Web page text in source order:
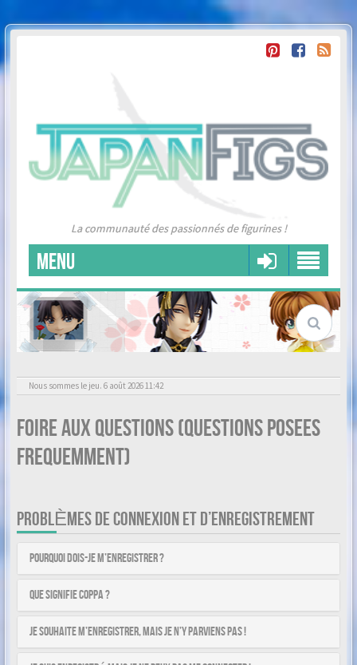
La communauté des passionnés de figurines !
MENU
Nous sommes le jeu. 6 août 2026 11:42
Foire aux questions (Questions posees
frequemment)
PROBLÈMES DE CONNEXION ET D’ENREGISTREMENT
Pourquoi dois-je m’enregistrer ?
Que signifie COPPA ?
Je souhaite m’enregistrer, mais je n’y parviens pas !